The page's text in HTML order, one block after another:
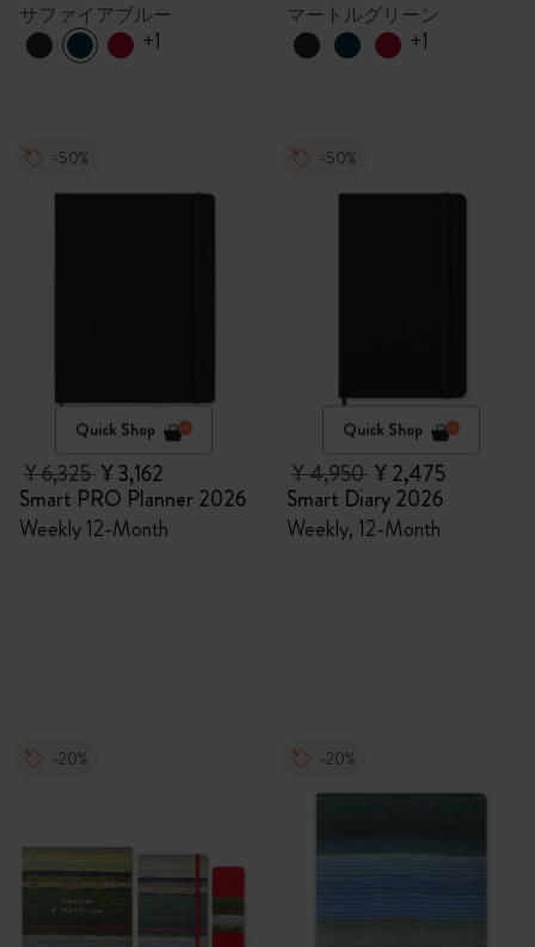
サファイアブルー
+1
マートルグリーン
+1
-50%
Quick Shop
¥ 6,325¥ 3,162
Smart PRO Planner 2026
Weekly 12-Month
-50%
Quick Shop
¥ 4,950¥ 2,475
Smart Diary 2026
Weekly, 12-Month
-20% -20%